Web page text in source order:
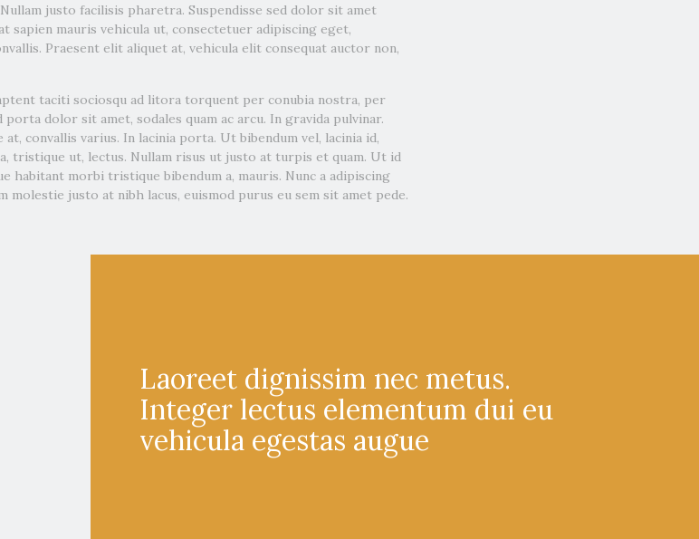
justo facilisis pharetra. Suspendisse sed dolor sit amet
sapien mauris vehicula ut, consectetuer adipiscing eget,
Praesent elit aliquet at, vehicula elit consequat auctor non,
taciti sociosqu ad litora torquent per conubia nostra, per
porta dolor sit amet, sodales quam ac arcu. In gravida pulvinar.
convallis varius. In lacinia porta. Ut bibendum vel, lacinia id,
tristique ut, lectus. Nullam risus ut justo at turpis et quam. Ut id
habitant morbi tristique bibendum a, mauris. Nunc a adipiscing
molestie justo at nibh lacus, euismod purus eu sem sit amet pede.
Laoreet dignissim nec metus.
Integer lectus elementum dui eu
vehicula egestas augue